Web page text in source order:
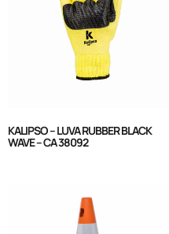
KALIPSO – LUVA RUBBER BLACK
WAVE – CA 38092